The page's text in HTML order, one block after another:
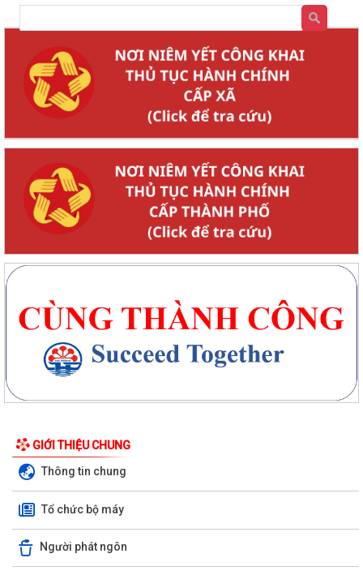
GIỚI THIỆU CHUNG
Thông tin chung
Tổ chức bộ máy
Người phát ngôn